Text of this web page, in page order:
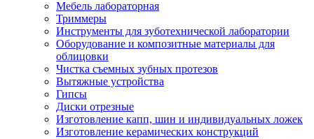
Мебель лабораторная
Триммеры
Инструменты для зуботехнической лаборатории
Оборудование и композитные материалы для
облицовки
Чистка съемных зубных протезов
Вытяжные устройства
Гипсы
Диски отрезные
Изготовление капп, шин и индивидуальных ложек
Изготовление керамических конструкций